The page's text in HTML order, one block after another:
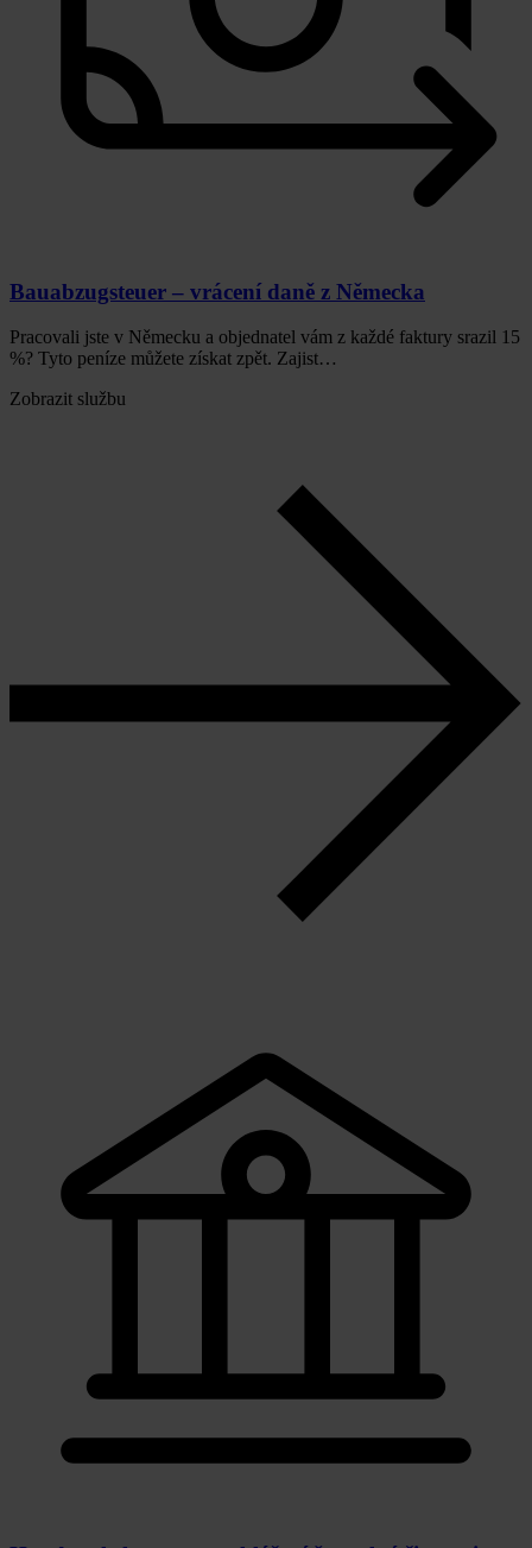
Bauabzugsteuer – vrácení daně z Německa
Pracovali jste v Německu a objednatel vám z každé faktury srazil 15
%? Tyto peníze můžete získat zpět. Zajist…
Zobrazit službu